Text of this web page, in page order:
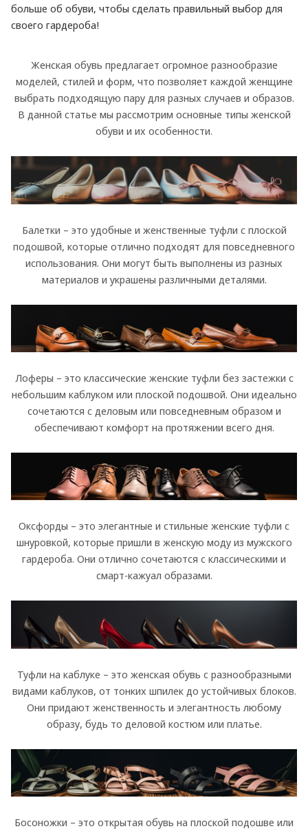
больше об обуви, чтобы сделать правильный выбор для
своего гардероба!
Женская обувь предлагает огромное разнообразие
моделей, стилей и форм, что позволяет каждой женщине
выбрать подходящую пару для разных случаев и образов.
В данной статье мы рассмотрим основные типы женской
обуви и их особенности.
Балетки – это удобные и женственные туфли с плоской
подошвой, которые отлично подходят для повседневного
использования. Они могут быть выполнены из разных
материалов и украшены различными деталями.
Лоферы – это классические женские туфли без застежки с
небольшим каблуком или плоской подошвой. Они идеально
сочетаются с деловым или повседневным образом и
обеспечивают комфорт на протяжении всего дня.
Оксфорды – это элегантные и стильные женские туфли с
шнуровкой, которые пришли в женскую моду из мужского
гардероба. Они отлично сочетаются с классическими и
смарт-кажуал образами.
Туфли на каблуке – это женская обувь с разнообразными
видами каблуков, от тонких шпилек до устойчивых блоков.
Они придают женственность и элегантность любому
образу, будь то деловой костюм или платье.
Босоножки – это открытая обувь на плоской подошве или